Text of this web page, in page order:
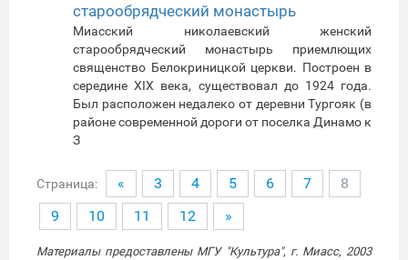
старообрядческий монастырь
Миасский николаевский женский
старообрядческий монастырь приемлющих
священство Белокриницкой церкви. Построен в
середине XIX века, существовал до 1924 года.
Был расположен недалеко от деревни Тургояк (в
районе современной дороги от поселка Динамо к
З
Страница: « 3 4 5 6 7
8
9
10 11 12 »
Материалы предоставлены МГУ "Культура", г. Миасс, 2003